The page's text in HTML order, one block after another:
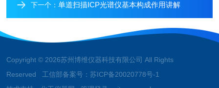
下一个：单道扫描ICP光谱仪基本构成作用讲解
Copyright © 2026苏州博维仪器科技有限公司 All Rights
Reserved 工信部备案号：苏ICP备20020778号-1